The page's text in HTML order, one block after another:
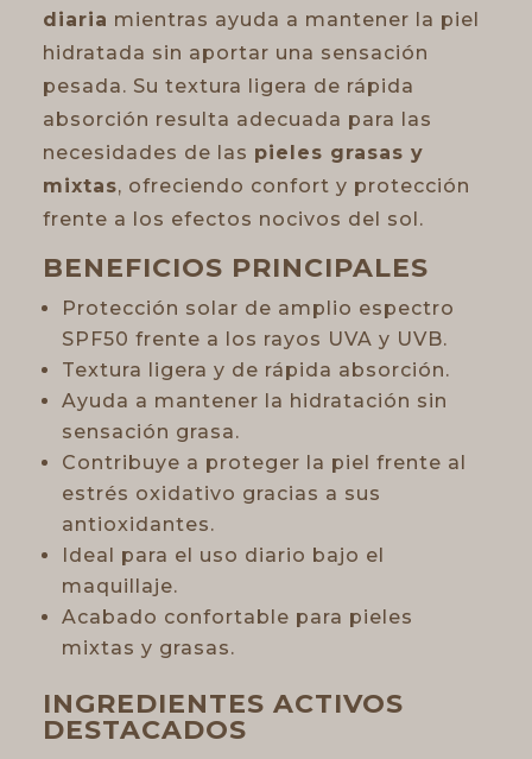
diaria mientras ayuda a mantener la piel
hidratada sin aportar una sensación
pesada. Su textura ligera de rápida
absorción resulta adecuada para las
necesidades de las pieles grasas y
mixtas, ofreciendo confort y protección
frente a los efectos nocivos del sol.
BENEFICIOS PRINCIPALES
Protección solar de amplio espectro
SPF50 frente a los rayos UVA y UVB.
Textura ligera y de rápida absorción.
Ayuda a mantener la hidratación sin
sensación grasa.
Contribuye a proteger la piel frente al
estrés oxidativo gracias a sus
antioxidantes.
Ideal para el uso diario bajo el
maquillaje.
Acabado confortable para pieles
mixtas y grasas.
INGREDIENTES ACTIVOS
DESTACADOS